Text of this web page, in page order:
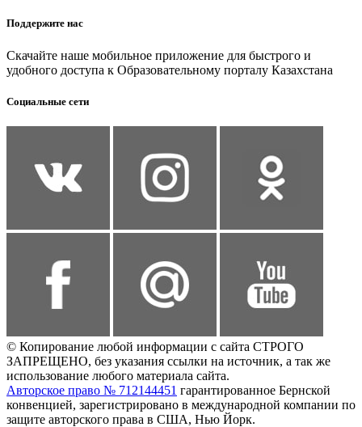
Поддержите нас
Скачайте наше мобильное приложение для быстрого и
удобного доступа к Образовательному порталу Казахстана
Социальные сети
© Копирование любой информации с сайта СТРОГО
ЗАПРЕЩЕНО, без указания ссылки на источник, а так же
использование любого материала сайта.
Авторское право № 712144451 гарантированное Бернской
конвенцией, зарегистрировано в международной компании по
защите авторского права в США, Нью Йорк.